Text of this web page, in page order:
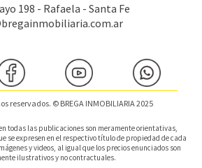
198 - Rafaela - Santa Fe
reservados. © BREGA INMOBILIARIA 2025
todas las publicaciones son meramente orientativas,
se expresen en el respectivo título de propiedad de cada
y videos, al igual que los precios enunciados son
ilustrativos y no contractuales.